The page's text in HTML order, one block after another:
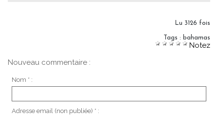
Lu 3126 fois
Tags : bahamas
Notez
Nouveau commentaire :
Nom * :
Adresse email (non publiée) * :